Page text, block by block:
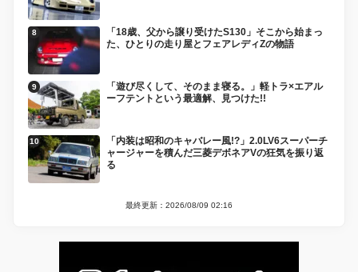
「18歳、父から譲り受けたS130」そこから始まっ
た、ひとりの走り屋とフェアレディZの物語
「遊び尽くして、そのまま寝る。」軽トラ×エアル
ーフテントという最適解、見つけた!!
「内装は昭和のキャバレー風!?」2.0LV6スーパーチ
ャージャーを積んだ三菱デボネアVの狂気を振り返
る
最終更新：2026/08/09 02:16